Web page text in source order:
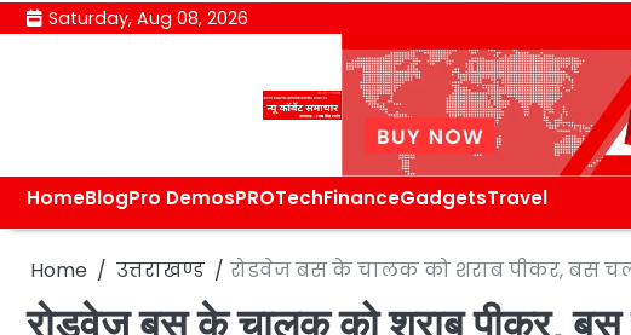
Skip Saturday, Aug 08, 2026
HomeBlogPro DemosPROTechFinanceGadgetsTravel
Home उत्तराखण्ड रोडवेज बस के चालक को शराब पीकर, बस
रोडवेज बस के चालक को शराब पीकर, बस